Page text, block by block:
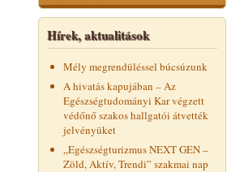
Hírek, aktualitások
Mély megrendüléssel búcsúzunk
A hivatás kapujában – Az
Egészségtudományi Kar végzett
védőnő szakos hallgatói átvették
jelvényüket
„Egészségturizmus NEXT GEN –
Zöld, Aktív, Trendi” szakmai nap